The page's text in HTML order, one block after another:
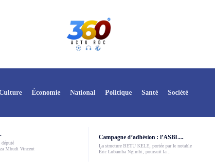
Économie National Politique Santé Société
député
Mbudi Vincent
Campagne d’adhésion : l’ASBL...
La structure BETU KELE, portée par le notable
Éric Lubamba Ngimbi, poursuit la...